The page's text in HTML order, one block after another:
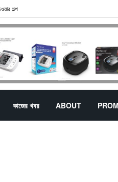
গল্প
কাজের খবর ABOUT